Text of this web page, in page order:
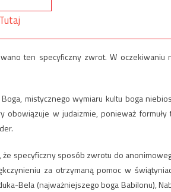
Tutaj
ten specyficzny zwrot. W oczekiwaniu
mistycznego wymiaru kultu boga
obowiązuje w judaizmie, ponieważ formuły
że specyficzny sposób zwrotu do
za otrzymaną pomoc w
Bela (najważniejszego boga Babilonu),